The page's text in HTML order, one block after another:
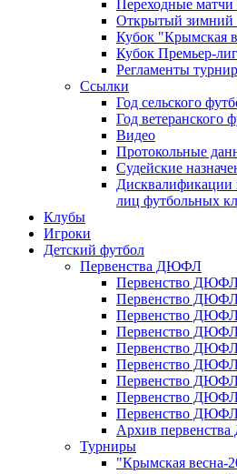
Переходные
Открытый
Кубок "Крымская
Кубок Премьер-
Регламенты
Ссылки
Год сельского
Год ветеранского
Видео
Протокольные
Судейские
Дисквалификации
лиц футбольных
Клубы
Игроки
Детский футбол
Первенства ДЮФЛ
Первенство ДЮФЛ
Первенство ДЮФЛ
Первенство ДЮФЛ
Первенство ДЮФЛ
Первенство ДЮФЛ
Первенство ДЮФЛ
Первенство ДЮФЛ
Первенство ДЮФЛ
Первенство ДЮФЛ
Архив
Турниры
"Крымская весна-